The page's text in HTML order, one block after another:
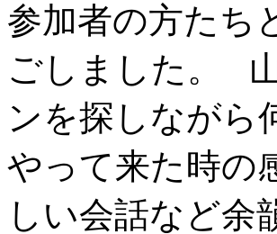
参加者の方たち
ごしました。
ンを探しながら
やって来た時の
しい会話など余